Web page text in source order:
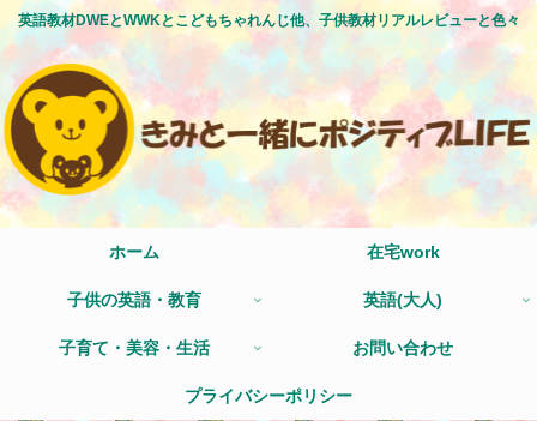
英語教材DWEとWWKとこどもちゃれんじ他、子供教材リアルレビューと色々
ホーム 在宅work
子供の英語・教育 英語(大人)
子育て・美容・生活 お問い合わせ
プライバシーポリシー